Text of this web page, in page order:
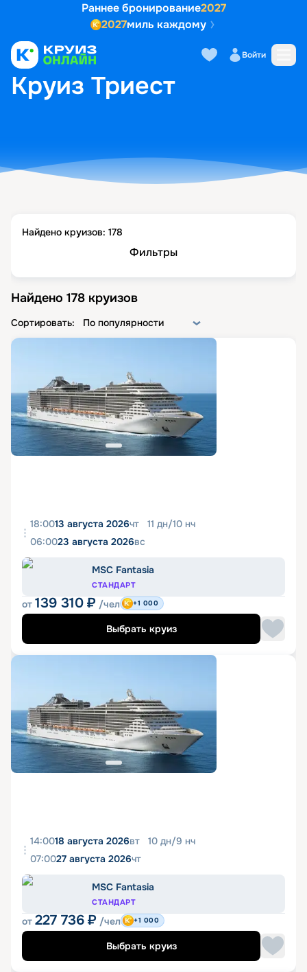
Раннее бронирование2027
2027миль каждому
Войти
ГЛАВНАЯ • ПОПУЛЯРНЫЕ НАПРАВЛЕНИЯ КРУИЗ ТРИЕСТ
Круиз Триест
Найдено круизов: 178
Фильтры
Найдено 178 круизов
Сортировать: По популярности
18:0013 августа 2026чт 11 дн/10 нч
06:0023 августа 2026вс
MSC Fantasia
СТАНДАРТ
от 139 310 ₽ /чел +1 000
Выбрать круиз
14:0018 августа 2026вт 10 дн/9 нч
07:0027 августа 2026чт
MSC Fantasia
СТАНДАРТ
от 227 736 ₽ /чел +1 000
Выбрать круиз